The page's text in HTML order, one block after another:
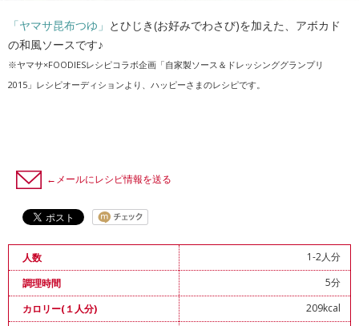
「ヤマサ昆布つゆ」 とひじき(お好みでわさび)を加えた、アボカド
の和風ソースです♪
※ヤマサ×FOODIESレシピコラボ企画「自家製ソース＆ドレッシンググランプリ
2015」レシピオーディションより、ハッピーさまのレシピです。
←メールにレシピ情報を送る
人数
1-2人分
調理時間
5分
カロリー(１人分)
209kcal